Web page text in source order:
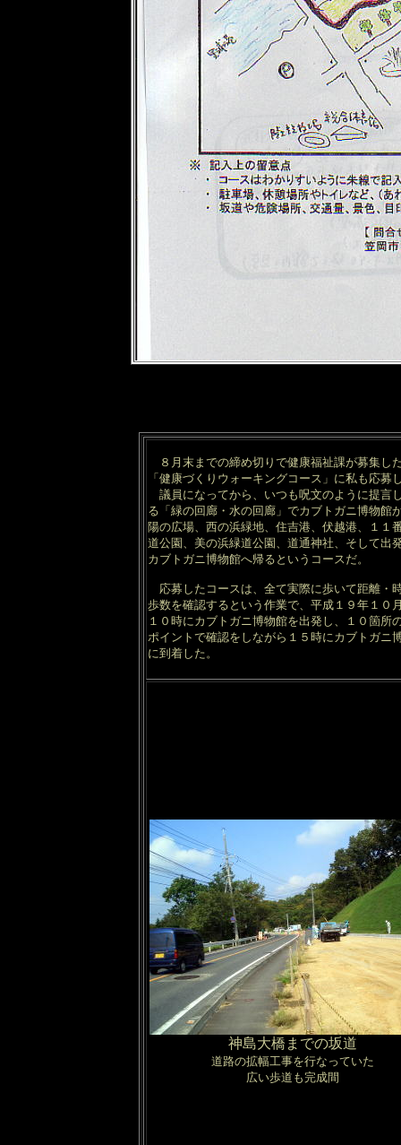
８月末までの締め切りで健康福祉課が募集し
「健康づくりウォーキングコース」に私も応募
議員になってから、いつも呪文のように提言
る「緑の回廊・水の回廊」でカブトガニ博物館
陽の広場、西の浜緑地、住吉港、伏越港、１１
道公園、美の浜緑道公園、道通神社、そして出
カブトガニ博物館へ帰るというコースだ。
応募したコースは、全て実際に歩いて距離・
歩数を確認するという作業で、平成１９年１０
１０時にカブトガニ博物館を出発し、１０箇所
ポイントで確認をしながら１５時にカブトガニ
に到着した。
神島大橋までの坂道
道路の拡幅工事を行なっていた
広い歩道も完成間